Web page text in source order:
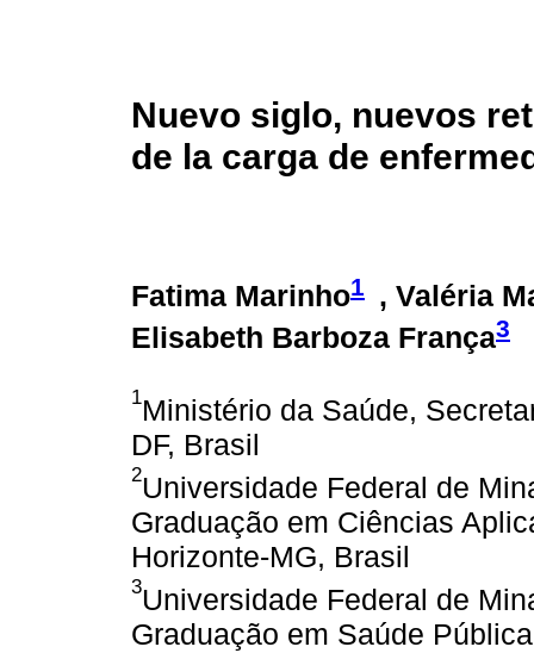
Nuevo siglo, nuevos
de la carga de
Fatima Marinho1 , Valéria
Elisabeth Barboza França3
1Ministério da Saúde,
DF, Brasil
2Universidade Federal de
Graduação em Ciências
Horizonte-MG, Brasil
3Universidade Federal de
Graduação em Saúde